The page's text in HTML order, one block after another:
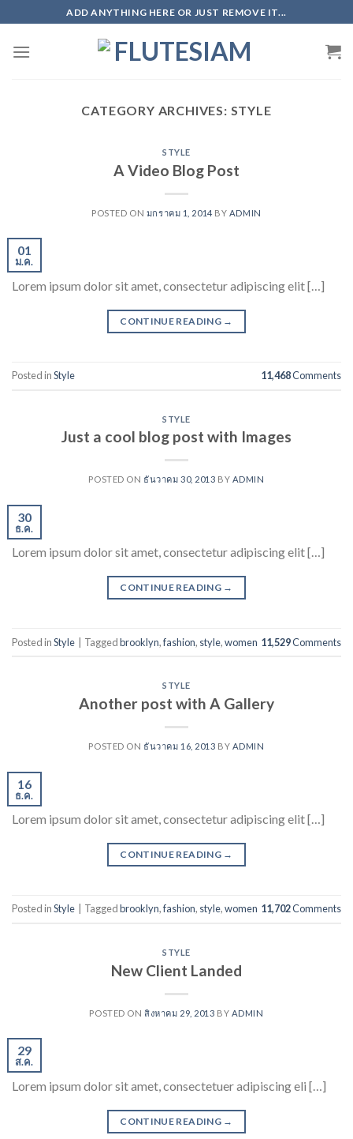
to
content
ADD ANYTHING HERE OR JUST REMOVE IT...
CATEGORY ARCHIVES: STYLE
STYLE
A Video Blog Post
POSTED ON มกราคม 1, 2014 BY ADMIN
01
ม.ค.
Lorem ipsum dolor sit amet, consectetur adipiscing elit […]
CONTINUE READING →
Posted inStyle 11,468Comments
STYLE
Just a cool blog post with Images
POSTED ON ธันวาคม 30, 2013 BY ADMIN
30
ธ.ค.
Lorem ipsum dolor sit amet, consectetur adipiscing elit […]
CONTINUE READING →
Posted inStyle Taggedbrooklyn,fashion, style,women 11,529Comments
STYLE
Another post with A Gallery
POSTED ON ธันวาคม 16, 2013 BY ADMIN
16
ธ.ค.
Lorem ipsum dolor sit amet, consectetur adipiscing elit […]
CONTINUE READING →
Posted inStyle Taggedbrooklyn,fashion, style,women 11,702Comments
STYLE
New Client Landed
POSTED ONสิงหาคม 29, 2013 BY ADMIN
29
ส.ค.
Lorem ipsum dolor sit amet, consectetuer adipiscing eli […]
CONTINUE READING →